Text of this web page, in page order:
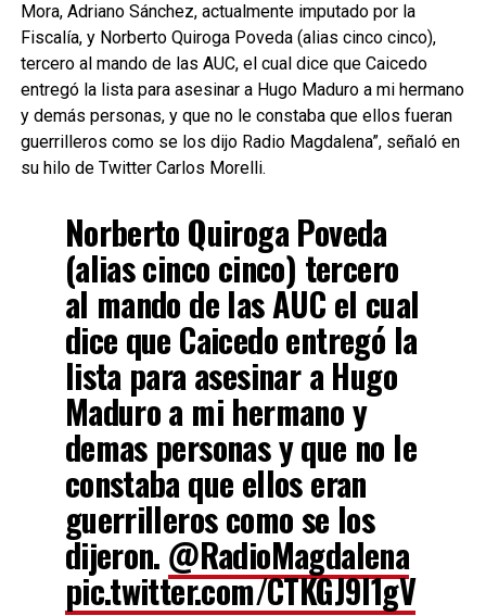
Mora, Adriano Sánchez, actualmente imputado por la
Fiscalía, y Norberto Quiroga Poveda (alias cinco cinco),
tercero al mando de las AUC, el cual dice que Caicedo
entregó la lista para asesinar a Hugo Maduro a mi hermano
y demás personas, y que no le constaba que ellos fueran
guerrilleros como se los dijo Radio Magdalena”, señaló en
su hilo de Twitter Carlos Morelli.
Norberto Quiroga Poveda
(alias cinco cinco) tercero
al mando de las AUC el cual
dice que Caicedo entregó la
lista para asesinar a Hugo
Maduro a mi hermano y
demas personas y que no le
constaba que ellos eran
guerrilleros como se los
dijeron. @RadioMagdalena
pic.twitter.com/CTKGJ9l1gV